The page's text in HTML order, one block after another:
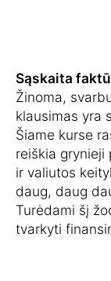
Sąskaita
Žinoma,
klausimas yra
Šiame kurse
reiškia grynieji
ir valiutos
daug, daug
Turėdami šį
tvarkyti